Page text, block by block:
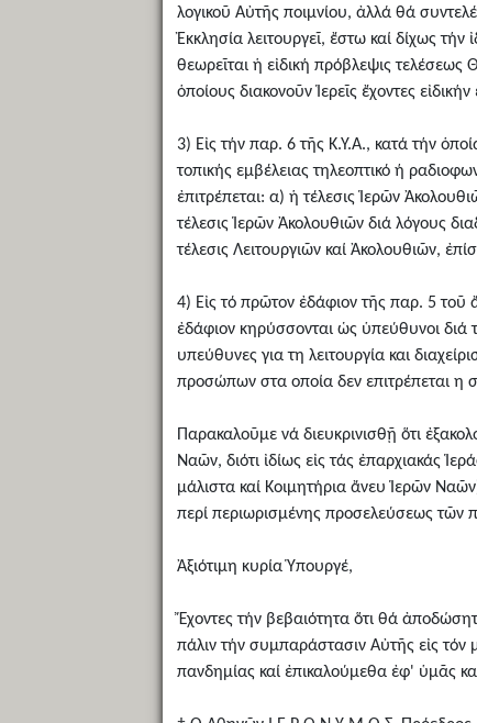
λογικοῦ Αὐτῆς ποιμνίου, ἀλλά θά
Ἐκκλησία λειτουργεῖ, ἔστω καί δίχως
θεωρεῖται ἡ εἰδική πρόβλεψις
ὁποίους διακονοῦν Ἱερεῖς ἔχοντες
3) Εἰς τήν παρ. 6 τῆς Κ.Υ.Α., κατά τήν
τοπικής εμβέλειας τηλεοπτικό ή
ἐπιτρέπεται: α) ἡ τέλεσις Ἱερῶν
τέλεσις Ἱερῶν Ἀκολουθιῶν διά λόγους
τέλεσις Λειτουργιῶν καί Ἀκολουθιῶν,
4) Εἰς τό πρῶτον ἐδάφιον τῆς παρ. 5 τοῦ
ἐδάφιον κηρύσσονται ὡς ὑπεύθυνοι διά
υπεύθυνες για τη λειτουργία και
προσώπων στα οποία δεν επιτρέπεται
Παρακαλοῦμε νά διευκρινισθῇ ὅτι
Ναῶν, διότι ἰδίως εἰς τάς ἐπαρχιακάς
μάλιστα καί Κοιμητήρια ἄνευ Ἱερῶν
περί περιωρισμένης προσελεύσεως τῶν
Ἀξιότιμη κυρία Ὑπουργέ,
Ἔχοντες τήν βεβαιότητα ὅτι θά
πάλιν τήν συμπαράστασιν Αὐτῆς εἰς τόν
πανδημίας καί ἐπικαλούμεθα ἐφ' ὑμᾶς